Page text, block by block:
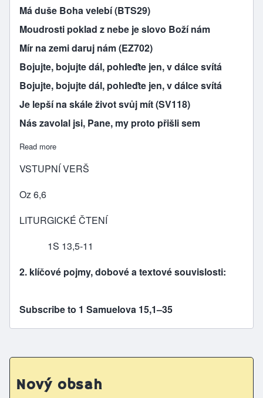
Má duše Boha velebí (BTS29)
Moudrosti poklad z nebe je slovo Boží nám
Mír na zemi daruj nám (EZ702)
Bojujte, bojujte dál, pohleďte jen, v dálce svítá
Bojujte, bojujte dál, pohleďte jen, v dálce svítá
Je lepší na skále život svůj mít (SV118)
Nás zavolal jsi, Pane, my proto přišli sem
Read more
VSTUPNÍ VERŠ
Oz 6,6
LITURGICKÉ ČTENÍ
1S 13,5-11
2. klíčové pojmy, dobové a textové souvislosti:
Subscribe to 1 Samuelova 15,1–35
Nový obsah